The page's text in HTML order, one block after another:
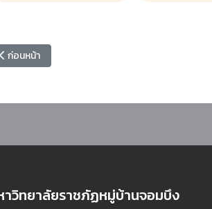
เนื้อหาก่อนหน้า: ขอแสดงความยินดีกับ รองอธิการบดี
ก่อนหน้า
าวิทยาลัยราชภัฏหมู่บ้านจอมบึง